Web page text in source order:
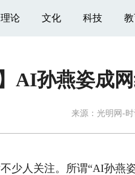
理论 文化 科技
AI孙燕姿成
来源： 光明网-
人关注。所谓“AI孙燕